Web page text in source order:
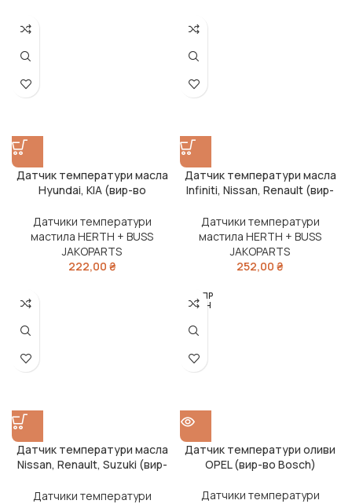
Датчик температури масла
Hyundai, KIA (вир-во
Датчики температури
мастила HERTH + BUSS
JAKOPARTS
222,00 ₴
Датчик температури масла
Infiniti, Nissan, Renault (вир-
Датчики температури
мастила HERTH + BUSS
JAKOPARTS
252,00 ₴
Датчик температури масла
Nissan, Renault, Suzuki (вир-
Датчики температури
РОЗПР
ОДАН
Датчик температури оливи
OPEL (вир-во Bosch)
Датчики температури